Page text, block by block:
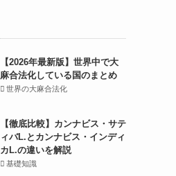
【2026年最新版】世界中で大
麻合法化している国のまとめ
世界の大麻合法化
【徹底比較】カンナビス・サテ
ィバL.とカンナビス・インディ
カL.の違いを解説
基礎知識